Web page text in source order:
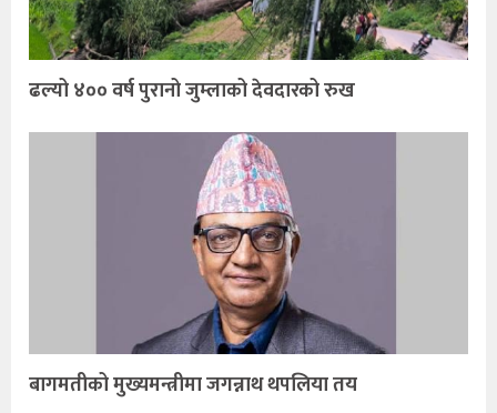
ढल्यो ४०० वर्ष पुरानो जुम्लाको देवदारको रुख
बागमतीको मुख्यमन्त्रीमा जगन्नाथ थपलिया तय